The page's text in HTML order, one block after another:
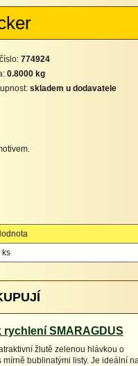
774924
0.8000 kg
skladem u dodavatele
ks
SMARAGDUS
žlutě zelenou hlávkou o
mírně bublinatými listy. Je ideální